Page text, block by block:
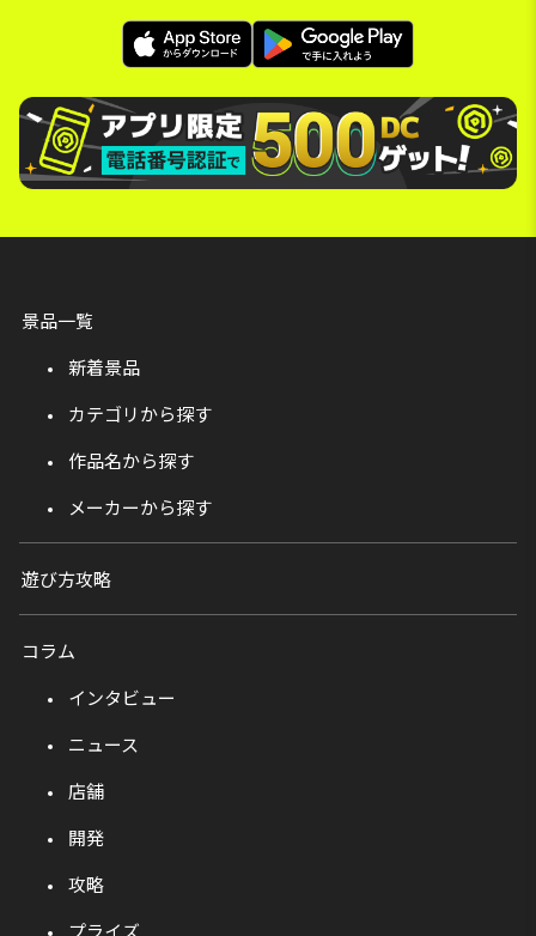
景品一覧
新着景品
カテゴリから探す
作品名から探す
メーカーから探す
遊び方攻略
コラム
インタビュー
ニュース
店舗
開発
攻略
プライズ